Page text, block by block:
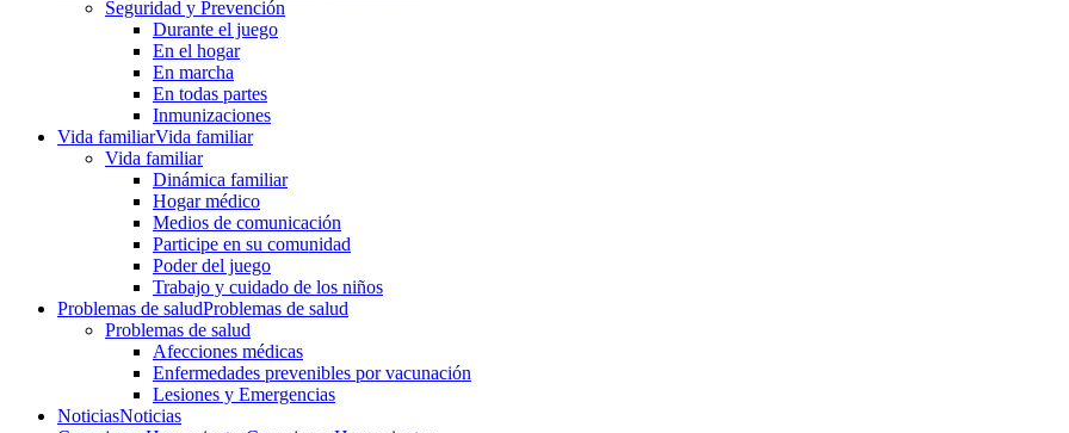
Seguridad y Prevención
Durante el juego
En el hogar
En marcha
En todas partes
Inmunizaciones
Vida familiarVida familiar
Vida familiar
Dinámica familiar
Hogar médico
Medios de comunicación
Participe en su comunidad
Poder del juego
Trabajo y cuidado de los niños
Problemas de saludProblemas de salud
Problemas de salud
Afecciones médicas
Enfermedades prevenibles por vacunación
Lesiones y Emergencias
NoticiasNoticias